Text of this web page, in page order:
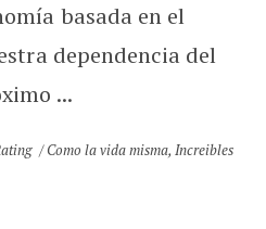
basada en el
dependencia del
...
Como la vida misma,Increibles